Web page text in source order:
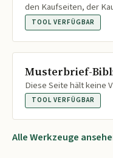
den Kaufseiten, der
TOOL VERFÜGBAR
Musterbrief-
Diese Seite hält keine
TOOL VERFÜGBAR
Alle Werkzeuge